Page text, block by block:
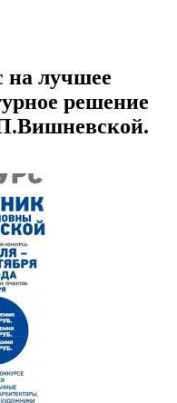
на лучшее
решение